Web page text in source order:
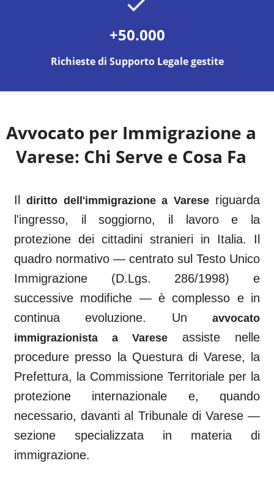
+50.000
Richieste di Supporto Legale gestite
Avvocato per Immigrazione a
Varese: Chi Serve e Cosa Fa
Il diritto dell'immigrazione a Varese riguarda
l'ingresso, il soggiorno, il lavoro e la
protezione dei cittadini stranieri in Italia. Il
quadro normativo — centrato sul Testo Unico
Immigrazione (D.Lgs. 286/1998) e
successive modifiche — è complesso e in
continua evoluzione. Un
avvocato
immigrazionista a Varese
assiste nelle
procedure presso la Questura di Varese, la
Prefettura, la Commissione Territoriale per la
protezione internazionale e, quando
necessario, davanti al Tribunale di Varese—
sezione specializzata in materia di
immigrazione.